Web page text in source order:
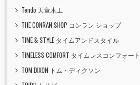
Tendo 天童木工
THE CONRAN SHOP コンラン ショップ
TIME & STYLE タイムアンドスタイル
TIMELESS COMFORT タイムレスコンフォート
TOM DIXON トム・ディクソン